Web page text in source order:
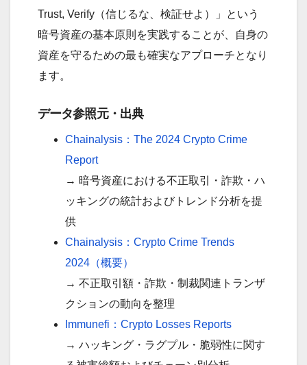
Trust, Verify（信じるな、検証せよ）」という
暗号資産の基本原則を実践することが、自身の
資産を守るための最も確実なアプローチとなり
ます。
データ参照元・出典
Chainalysis：The 2024 Crypto Crime
Report
→ 暗号資産における不正取引・詐欺・ハ
ッキングの統計およびトレンド分析を提
供
Chainalysis：Crypto Crime Trends
2024（概要）
→ 不正取引額・詐欺・制裁関連トランザ
クションの動向を整理
Immunefi：Crypto Losses Reports
→ ハッキング・ラグプル・脆弱性に関す